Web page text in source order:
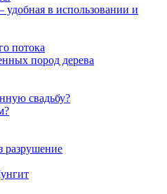
в использовании и
потока
пород дерева
свадьбу?
разрушение